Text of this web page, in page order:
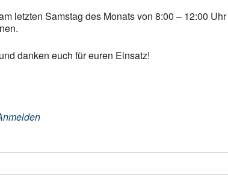
letzten Samstag des Monats von 8:00 – 12:00
danken euch für euren Einsatz!